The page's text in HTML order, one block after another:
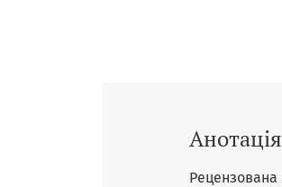
Анотація
Рецензована